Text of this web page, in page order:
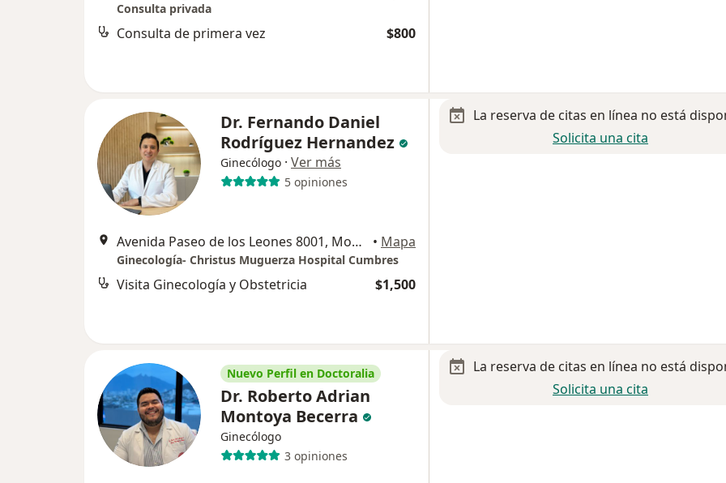
Consulta privada
Consulta de primera vez $800
Dr. Fernando Daniel
Rodríguez Hernandez
Ginecólogo · Ver más
5 opiniones
Avenida Paseo de los Leones 8001, Monterrey • Mapa
Ginecología- Christus Muguerza Hospital Cumbres
Visita Ginecología y Obstetricia $1,500
La reserva de citas en línea no está
Solicita una cita
Nuevo Perfil en Doctoralia
Dr. Roberto Adrian
Montoya Becerra
Ginecólogo
3 opiniones
La reserva de citas en línea no está
Solicita una cita